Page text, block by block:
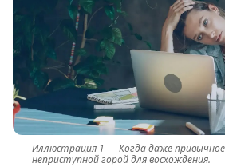
Когда даже
неприступной горой для восхождения.